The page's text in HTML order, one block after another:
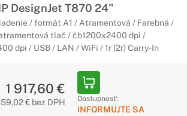
DesignJet T870 24"
/ formát A1 / Atramentová / Farebná /
tlač / čb1200x2400 dpi /
dpi / USB / LAN / WiFi / 1r (2r) Carry-In
1 917,60 €
€ bez DPH Dostupnosť:
INFORMUJTE SA